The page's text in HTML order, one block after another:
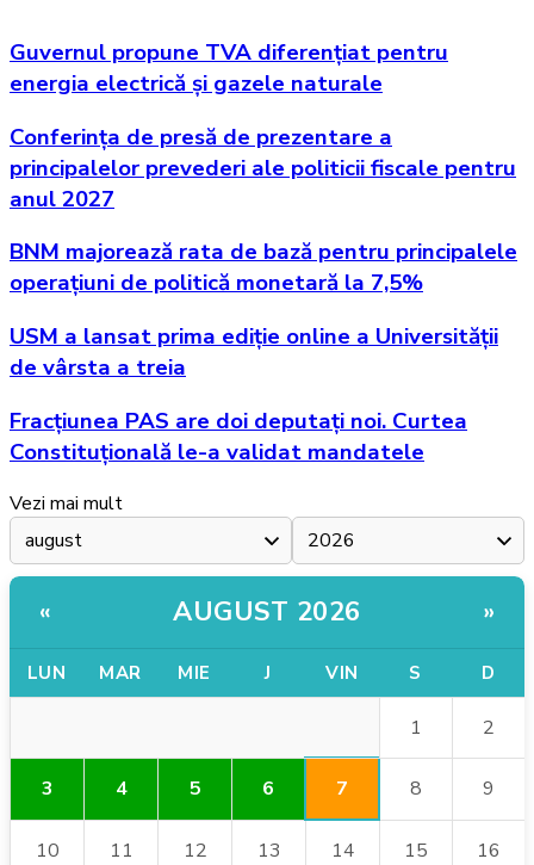
Guvernul propune TVA diferențiat pentru
energia electrică și gazele naturale
Conferința de presă de prezentare a
principalelor prevederi ale politicii fiscale pentru
anul 2027
BNM majorează rata de bază pentru principalele
operațiuni de politică monetară la 7,5%
USM a lansat prima ediție online a Universității
de vârsta a treia
Fracțiunea PAS are doi deputați noi. Curtea
Constituțională le-a validat mandatele
Vezi mai mult
« AUGUST 2026 »
LUN MAR MIE J VIN S D
1 2
3 4 5 6 7 8 9
10 11 12 13 14 15 16